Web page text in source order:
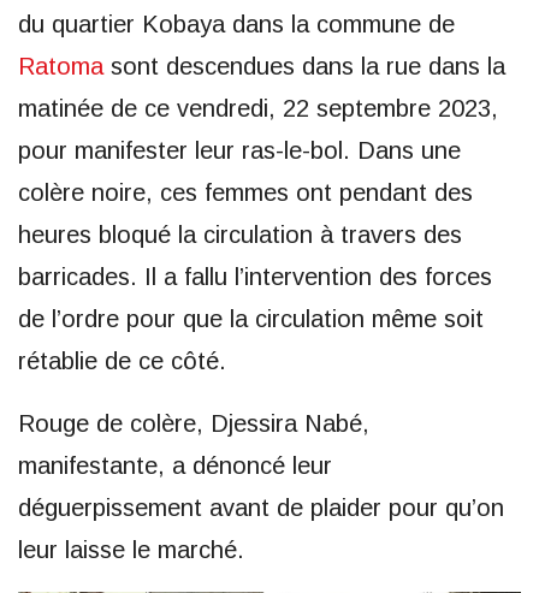
du quartier Kobaya dans la commune de
Ratomasont descendues dans la rue dans la
matinée de ce vendredi, 22 septembre 2023,
pour manifester leur ras-le-bol. Dans une
colère noire, ces femmes ont pendant des
heures bloqué la circulation à travers des
barricades. Il a fallu l’intervention des forces
de l’ordre pour que la circulation même soit
rétablie de ce côté.
Rouge de colère, Djessira Nabé,
manifestante, a dénoncé leur
déguerpissement avant de plaider pour qu’on
leur laisse le marché.